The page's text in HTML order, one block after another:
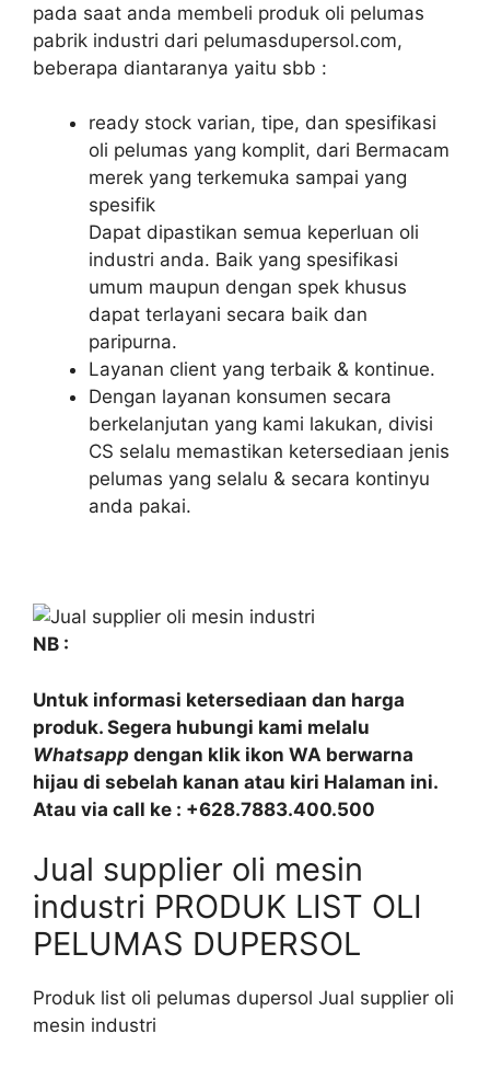
pada saat anda membeli produk oli pelumas
pabrik industri dari pelumasdupersol.com,
beberapa diantaranya yaitu sbb :
ready stock varian, tipe, dan spesifikasi
oli pelumas yang komplit, dari Bermacam
merek yang terkemuka sampai yang
spesifik
Dapat dipastikan semua keperluan oli
industri anda. Baik yang spesifikasi
umum maupun dengan spek khusus
dapat terlayani secara baik dan
paripurna.
Layanan client yang terbaik & kontinue.
Dengan layanan konsumen secara
berkelanjutan yang kami lakukan, divisi
CS selalu memastikan ketersediaan jenis
pelumas yang selalu & secara kontinyu
anda pakai.
NB :
Untuk informasi ketersediaan dan harga
produk. Segera hubungi kami melalu
Whatsapp dengan klik ikon WA berwarna
hijau di sebelah kanan atau kiri Halaman ini.
Atau via call ke : +628.7883.400.500
Jual supplier oli mesin
industri PRODUK LIST OLI
PELUMAS DUPERSOL
Produk list oli pelumas dupersol Jual supplier oli
mesin industri